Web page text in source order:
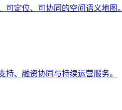
定位、可协同的空间语义地图。
、融资协同与持续运营服务。